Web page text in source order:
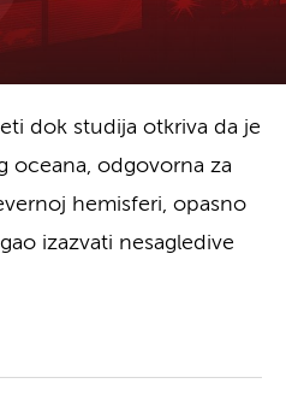
dok studija otkriva da je
oceana, odgovorna za
hemisferi, opasno
izazvati nesagledive